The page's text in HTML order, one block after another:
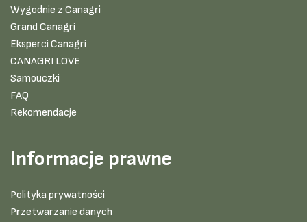
Wygodnie z Canagri
Grand Canagri
Eksperci Canagri
CANAGRI LOVE
Samouczki
FAQ
Rekomendacje
Informacje prawne
Polityka prywatności
Przetwarzanie danych